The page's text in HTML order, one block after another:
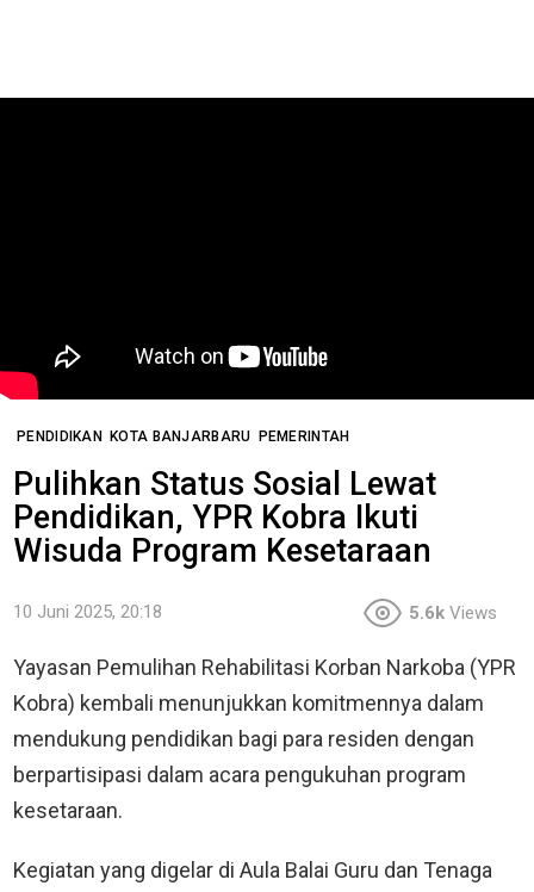
PENDIDIKAN KOTA BANJARBARU PEMERINTAH
Pulihkan Status Sosial Lewat
Pendidikan, YPR Kobra Ikuti
Wisuda Program Kesetaraan
10 Juni 2025, 20:18 5.6k Views
Yayasan Pemulihan Rehabilitasi Korban Narkoba (YPR
Kobra) kembali menunjukkan komitmennya dalam
mendukung pendidikan bagi para residen dengan
berpartisipasi dalam acara pengukuhan program
kesetaraan.
Kegiatan yang digelar di Aula Balai Guru dan Tenaga